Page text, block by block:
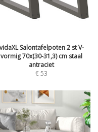
vidaXL Salontafelpoten 2 st V-
vormig 70x(30-31,3) cm staal
antraciet
€53